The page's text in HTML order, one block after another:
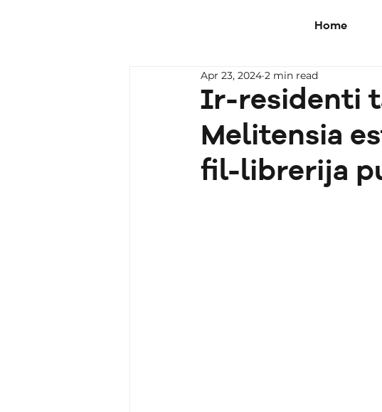
Home
Ir-residenti
Melitensia
fil-librerija
Apr 23, 2024 2 min read